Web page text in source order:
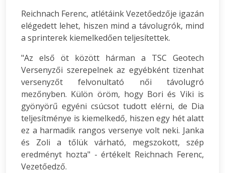
Reichnach Ferenc, atlétáink Vezetőedzője igazán
elégedett lehet, hiszen mind a távolugrók, mind
a sprinterek kiemelkedően teljesítettek.
"Az első öt között hárman a TSC Geotech
Versenyzői szerepelnek az egyébként tizenhat
versenyzőt felvonultató női távolugró
mezőnyben. Külön öröm, hogy Bori és Viki is
gyönyörű egyéni csúcsot tudott elérni, de Dia
teljesítménye is kiemelkedő, hiszen egy hét alatt
ez a harmadik rangos versenye volt neki. Janka
és Zoli a tőlük várható, megszokott, szép
eredményt hozta" - értékelt Reichnach Ferenc,
Vezetőedző.